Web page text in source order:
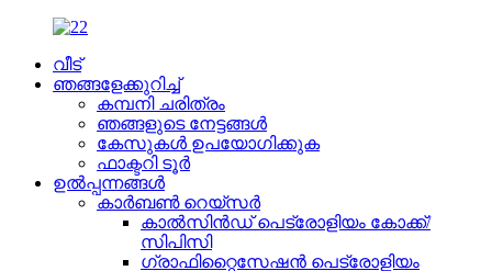
വീട്
ഞങ്ങളേക്കുറിച്ച്
കമ്പനി ചരിത്രം
ഞങ്ങളുടെ നേട്ടങ്ങൾ
കേസുകൾ ഉപയോഗിക്കുക
ഫാക്ടറി ടൂർ
ഉൽപ്പന്നങ്ങൾ
കാർബൺ റെയ്‌സർ
കാൽസിൻഡ് പെട്രോളിയം കോക്ക്/
സിപിസി
ഗ്രാഫിറ്റൈസേഷൻ പെട്രോളിയം